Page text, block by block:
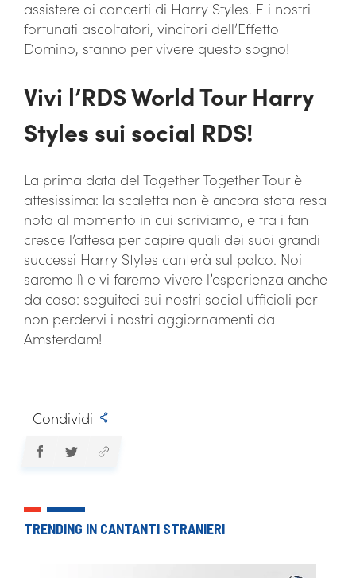
assistere ai concerti di Harry Styles. E i nostri
fortunati ascoltatori, vincitori dell’Effetto
Domino, stanno per vivere questo sogno!
Vivi l’RDS World Tour Harry
Styles sui social RDS!
La prima data del Together Together Tour è
attesissima: la scaletta non è ancora stata resa
nota al momento in cui scriviamo, e tra i fan
cresce l’attesa per capire quali dei suoi grandi
successi Harry Styles canterà sul palco. Noi
saremo lì e vi faremo vivere l’esperienza anche
da casa: seguiteci sui nostri social ufficiali per
non perdervi i nostri aggiornamenti da
Amsterdam!
Condividi
TRENDING IN CANTANTI STRANIERI